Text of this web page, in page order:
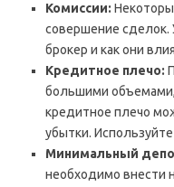
Комиссии:
совершение сделок.
брокер и как они
Кредитное плечо:
большими объемами,
кредитное плечо
убытки.
Минимальный
необходимо внести